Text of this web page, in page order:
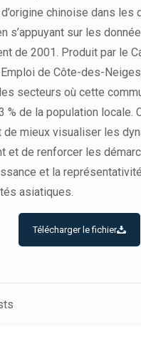
chinoise dans les
s’appuyant sur les
de 2001. Produit par le
de Côte-des-
secteurs où cette
% de la population locale.
de mieux visualiser les
et de renforcer les
et la
asiatiques.
Télécharger le fichier